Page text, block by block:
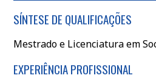
SÍNTESE DE QUALIFICAÇÕES
Mestrado e Licenciatura em
EXPERIÊNCIA PROFISSIONAL